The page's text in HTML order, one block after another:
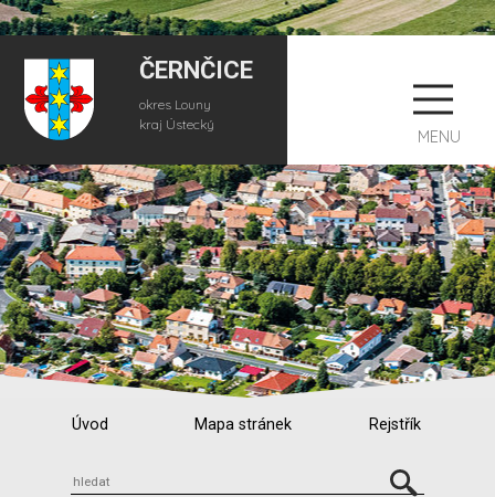
ČERNČICE
okres Louny
kraj Ústecký
MENU
Úvod Mapa stránek Rejstřík